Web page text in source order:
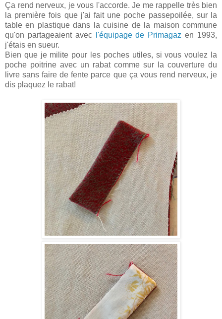
Ça rend nerveux, je vous l'accorde. Je me rappelle très bien
la première fois que j'ai fait une poche passepoilée, sur la
table en plastique dans la cuisine de la maison commune
qu'on partageaient avec
l'équipage de Primagaz en 1993,
j'étais en sueur.
Bien que je milite pour les poches utiles, si vous voulez la
poche poitrine avec un rabat comme sur la couverture du
livre sans faire de fente parce que ça vous rend nerveux, je
dis plaquez le rabat!